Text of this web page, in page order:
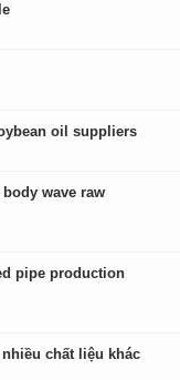
oil suppliers
wave raw
pipe production
nhiều chất liệu khác